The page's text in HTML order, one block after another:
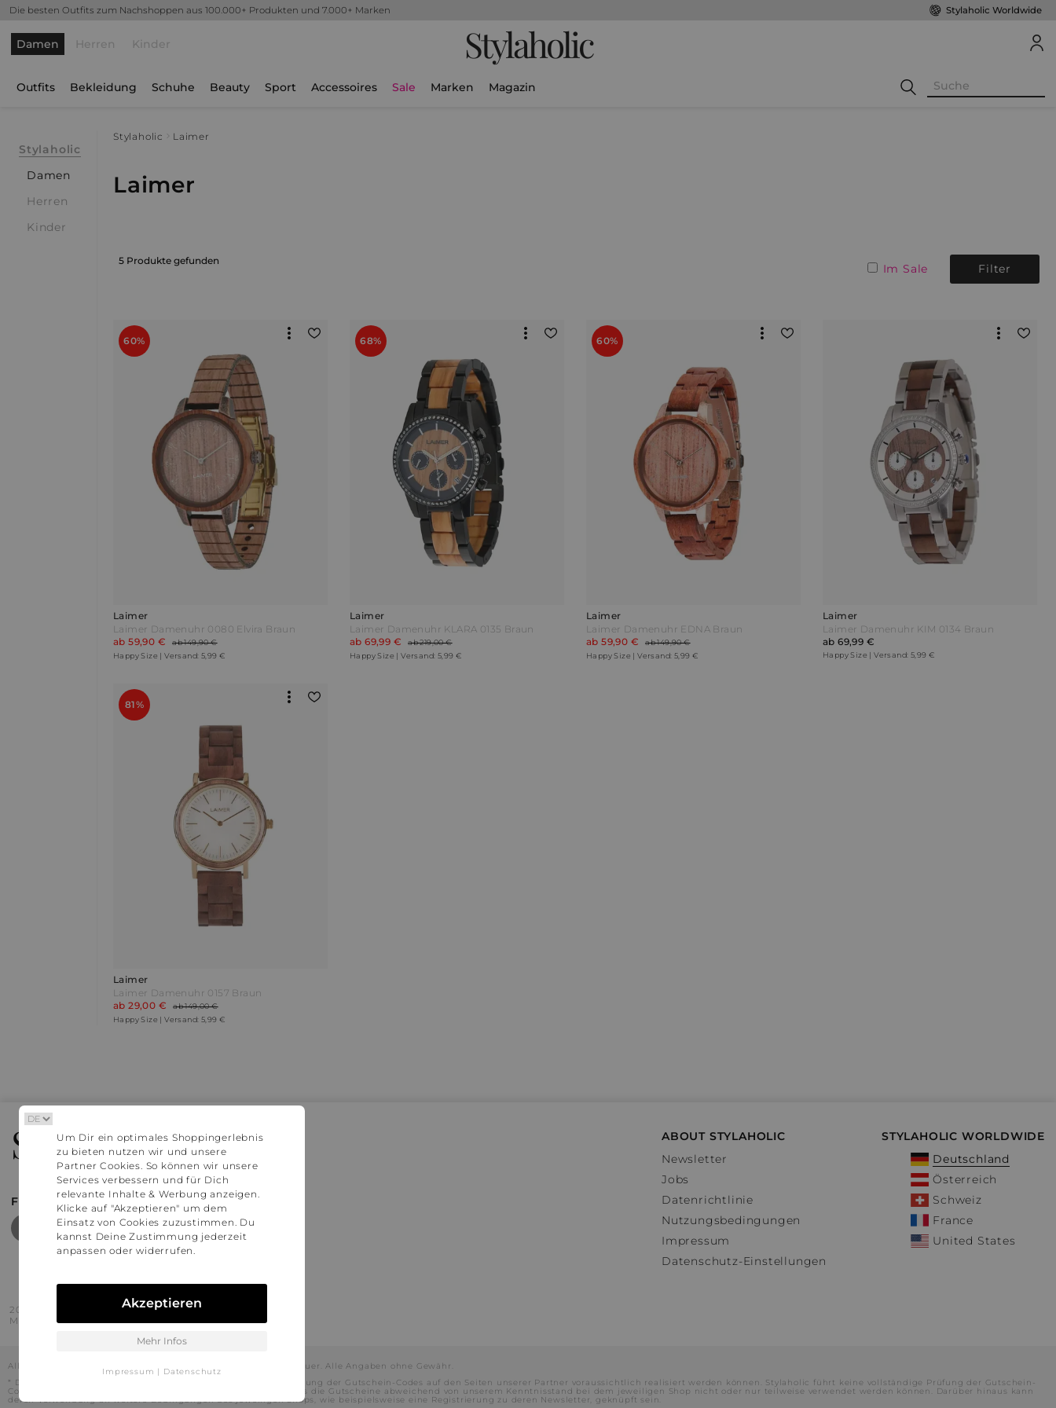
Die besten Outfits zum Nachshoppen aus 100.000+ Produkten und 7.000+ Marken Stylaholic Worldwide
Damen Herren Kinder Stylaholic
Outfits Bekleidung Schuhe Beauty Sport Accessoires Sale Marken Magazin
Stylaholic
Damen
Herren
Kinder
Stylaholic Laimer
Laimer
5 Produkte gefunden
Im Sale Filter
60%
Laimer
Laimer Damenuhr 0080 Elvira Braun
ab 59,90 €
ab 149,90 €
Happy Size | Versand: 5,99 €
68%
Laimer
Laimer Damenuhr KLARA 0135 Braun
ab 69,99 €
ab 219,00 €
Happy Size | Versand: 5,99 €
60%
Laimer
Laimer Damenuhr EDNA Braun
ab 59,90 €
ab 149,90 €
Happy Size | Versand: 5,99 €
Laimer
Laimer Damenuhr KIM 0134 Braun
ab 69,99 €
Happy Size | Versand: 5,99 €
81%
Laimer
Laimer Damenuhr 0157 Braun
ab 29,00 €
ab 149,00 €
Happy Size | Versand: 5,99 €
Stylaholic
FIND MORE INSPIRATION
ABOUT STYLAHOLIC
Newsletter
Jobs
Datenrichtlinie
Nutzungsbedingungen
Impressum
Datenschutz-Einstellungen
STYLAHOLIC WORLDWIDE
Deutschland
Österreich
Schweiz
France
United States
2016 - 2026 © Stylaholic.
Made for you with love in munich.
Alle Preise inkl. der jeweils geltenden gesetzlichen Mehrwertsteuer. Alle Angaben ohne Gewähr.
* Die angezeigten Preise beinhalten Rabatte, die durch die Nutzung der Gutschein-Codes auf den Seiten unserer Partner voraussichtlich realisiert werden können. Stylaholic führt keine vollständige Prüfung der Gutschein-
Codes durch und es kann daher in Einzelfällen vorkommen, dass die Gutscheine abweichend von unserem Kenntnisstand bei dem jeweiligen Shop nicht oder nur teilweise verwendet werden können. Darüber hinaus kann
deren Verwendung an weitere Bedingungen des jeweiligen Shops, wie beispielsweise eine Registrierung zu deren Newsletter, geknüpft sein.
Um Dir ein optimales Shoppingerlebnis
zu bieten nutzen wir und unsere
Partner Cookies. So können wir unsere
Services verbessern und für Dich
relevante Inhalte & Werbung anzeigen.
Klicke auf "Akzeptieren" um dem
Einsatz von Cookies zuzustimmen. Du
kannst Deine Zustimmung jederzeit
anpassen oder widerrufen.
Akzeptieren
Mehr Infos
Impressum | Datenschutz